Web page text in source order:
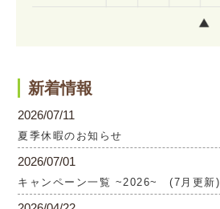
新着情報
2026/07/11
夏季休暇のお知らせ
2026/07/01
キャンペーン一覧 ~2026~ (7月更新)